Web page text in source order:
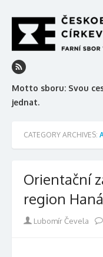
to
content
Motto sboru: Svou
jednat.
CATEGORY ARCHIVES:
Orientační
region
Author
Lubomír Čevela